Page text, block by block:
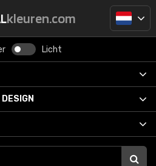
kleuren.com
Licht